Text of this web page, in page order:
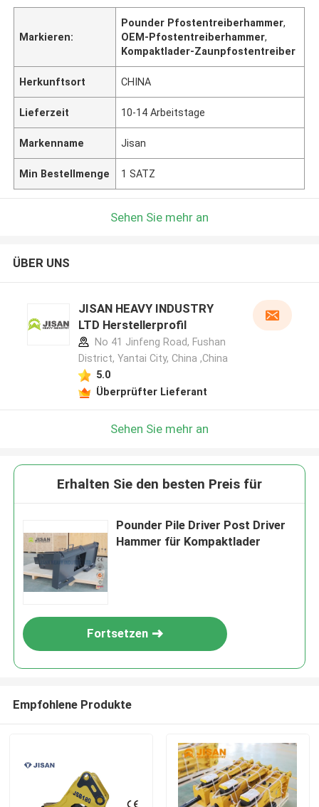
Markieren:
Pounder Pfostentreiberhammer,
OEM-Pfostentreiberhammer,
Kompaktlader-Zaunpfostentreiber
Herkunftsort CHINA
Lieferzeit 10-14 Arbeitstage
Markenname Jisan
Min Bestellmenge 1 SATZ
Sehen Sie mehr an
ÜBER UNS
JISAN HEAVY INDUSTRY
LTD Herstellerprofil
No 41 Jinfeng Road, Fushan
District, Yantai City, China ,China
5.0
Überprüfter Lieferant
Sehen Sie mehr an
Erhalten Sie den besten Preis für
Pounder Pile Driver Post Driver
Hammer für Kompaktlader
Fortsetzen
Empfohlene Produkte